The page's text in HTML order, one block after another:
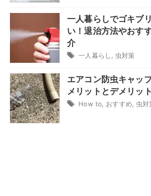
一人暮らしでゴキブ
い！退治方法やおす
介
一人暮らし 虫対策
エアコン防虫キャッ
メリットとデメリッ
How to おすすめ 虫対